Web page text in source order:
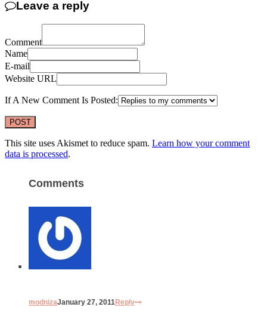
Leave a reply
Comment
Name
E-mail
Website URL
If A New Comment Is Posted:
This site uses Akismet to reduce spam. Learn how your comment
data is processed.
Comments
modnizaJanuary 27, 2011Reply